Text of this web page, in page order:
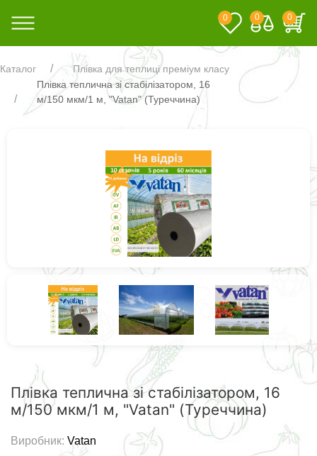
0 0 0
Каталог
Плівка для теплиці преміум класу
Плівка теплична зі стабілізатором, 16
м/150 мкм/1 м, "Vatan" (Туреччина)
Плівка теплична зі стабілізатором, 16
м/150 мкм/1 м, "Vatan" (Туреччина)
Виробник: Vatan